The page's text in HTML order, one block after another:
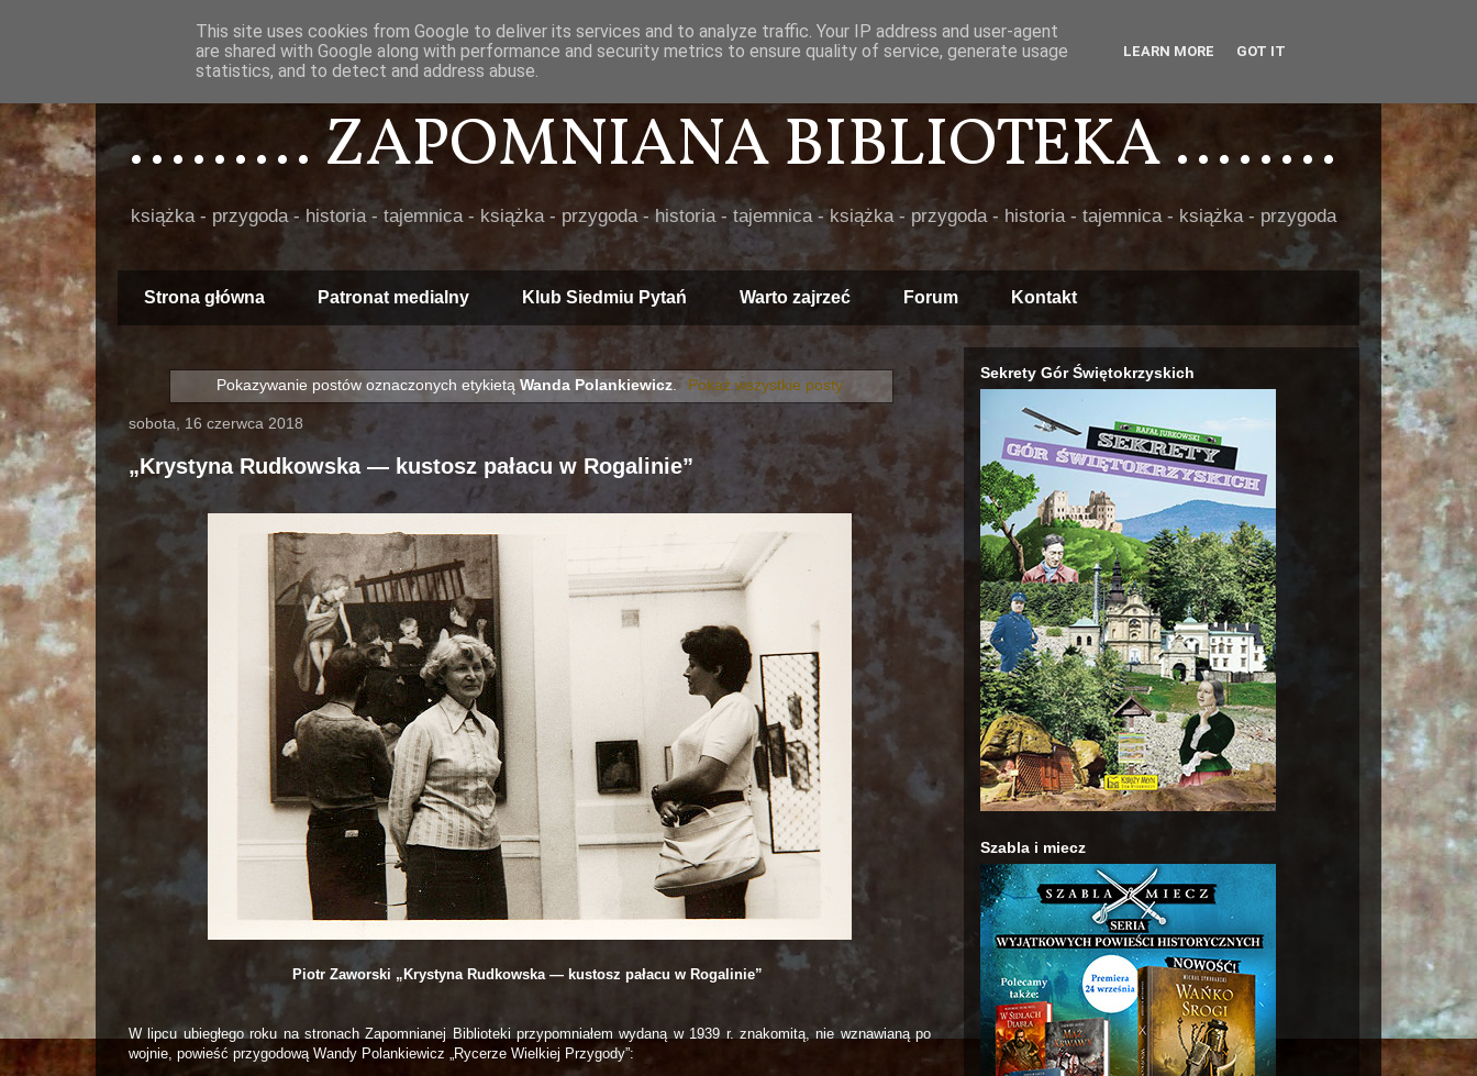
......... ZAPOMNIANA BIBLIOTEKA ........
książka - przygoda - historia - tajemnica - książka - przygoda - historia - tajemnica - książka - przygoda - historia - tajemnica - książka - przygoda
Strona główna Patronat medialny Klub Siedmiu Pytań Warto zajrzeć Forum Kontakt
Pokazywanie postów oznaczonych etykietąWanda Polankiewicz. Pokaż wszystkie posty
sobota, 16 czerwca 2018
„Krystyna Rudkowska — kustosz pałacu w Rogalinie”
Piotr Zaworski „Krystyna Rudkowska — kustosz pałacu w Rogalinie”
W lipcu ubiegłego roku na stronach Zapomnianej Biblioteki przypomniałem wydaną w 1939 r. znakomitą, nie wznawianą po
wojnie, powieść przygodową Wandy Polankiewicz „Rycerze Wielkiej Przygody”:
Sekrety Gór Świętokrzyskich
Szabla i miecz
This site uses cookies from Google to deliver its services and to analyze traffic. Your IP address and user-agent
are shared with Google along with performance and security metrics to ensure quality of service, generate usage
statistics, and to detect and address abuse.
LEARN MORE GOT IT